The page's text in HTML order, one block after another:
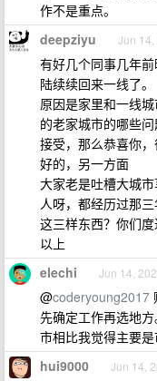
作不是重点。
deepziyu Jun 14,
有好几个同事几年
陆续续回来一线了。
原因是家里和一线
的老家城市的哪些
接受，那么恭喜你，
好的，另一方面
大家老是吐槽大城
人呀，都经历过那
这三样东西？你们
以上
elechi Jun 14,
@coderyoung2017
先确定工作再选地
市相比我觉得主要是
hui9000 Jun 14,